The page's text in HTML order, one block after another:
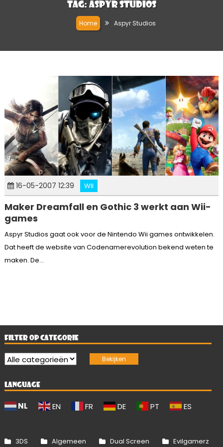
Tag: Aspyr Studios
Home Aspyr Studios
16-05-2007 12:39 WII
Maker Dreamfall en Gothic 3 werkt aan Wii-
games
Aspyr Studios gaat ook voor de Nintendo Wii games ontwikkelen.
Dat heeft de website van Codenamerevolution bekend weten te
maken. De...
FILTER OP CATEGORIE
LANGUAGE
NL EN FR DE PT ES
3DS Algemeen Dual Screen Evilgamerz